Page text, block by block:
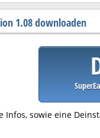
1.08 downloaden
Infos, sowie eine